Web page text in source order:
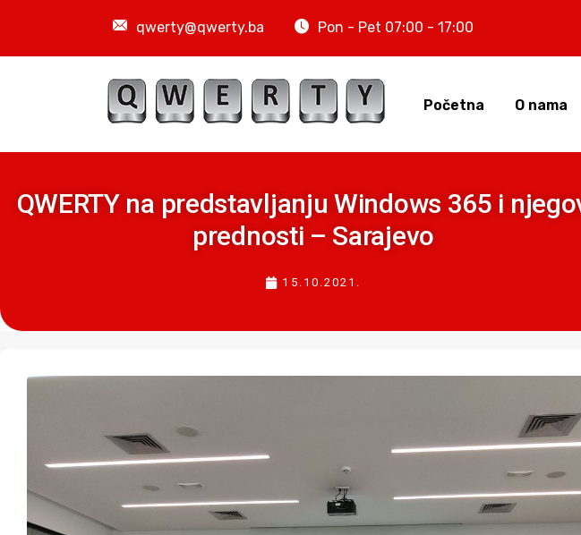
qwerty@qwerty.ba Pon - Pet 07:00 - 17:00
Početna O nama
QWERTY na predstavljanju Windows 365 i
prednosti – Sarajevo
15.10.2021.